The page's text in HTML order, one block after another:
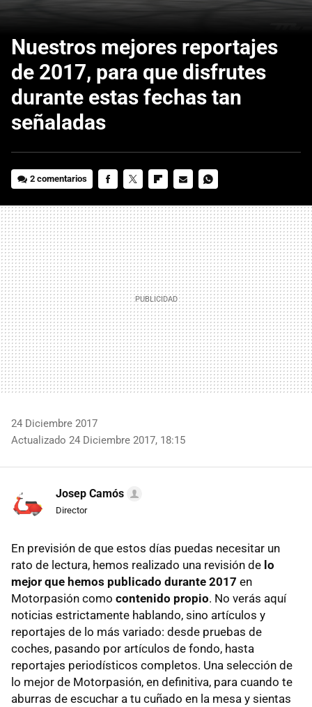
Nuestros mejores reportajes
de 2017, para que disfrutes
durante estas fechas tan
señaladas
2 comentarios
MAIL
24 Diciembre 2017
Actualizado 24 Diciembre 2017, 18:15
Josep Camós
Director
En previsión de que estos días puedas necesitar un
rato de lectura, hemos realizado una revisión de lo
mejor que hemos publicado durante 2017 en
Motorpasión como contenido propio. No verás aquí
noticias estrictamente hablando, sino artículos y
reportajes de lo más variado: desde pruebas de
coches, pasando por artículos de fondo, hasta
reportajes periodísticos completos. Una selección de
lo mejor de Motorpasión, en definitiva, para cuando te
aburras de escuchar a tu cuñado en la mesa y sientas